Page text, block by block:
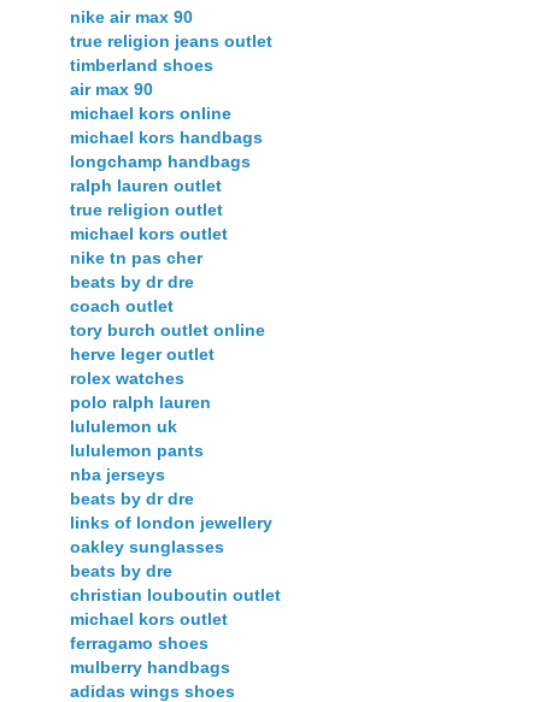
nike air max 90
true religion jeans outlet
timberland shoes
air max 90
michael kors online
michael kors handbags
longchamp handbags
ralph lauren outlet
true religion outlet
michael kors outlet
nike tn pas cher
beats by dr dre
coach outlet
tory burch outlet online
herve leger outlet
rolex watches
polo ralph lauren
lululemon uk
lululemon pants
nba jerseys
beats by dr dre
links of london jewellery
oakley sunglasses
beats by dre
christian louboutin outlet
michael kors outlet
ferragamo shoes
mulberry handbags
adidas wings shoes